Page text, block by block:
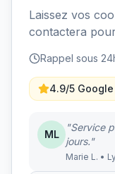
Laissez vos
contactera
Rappel sous
4.9/5 Google
ML
"Service
jours."
Marie L. •